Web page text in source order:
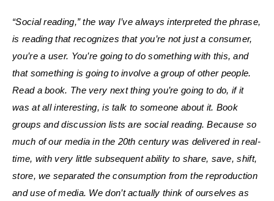
“Social reading,” the way I’ve always interpreted the phrase,
is reading that recognizes that you’re not just a consumer,
you’re a user. You’re going to do something with this, and
that something is going to involve a group of other people.
Read a book. The very next thing you’re going to do, if it
was at all interesting, is talk to someone about it. Book
groups and discussion lists are social reading. Because so
much of our media in the 20th century was delivered in real-
time, with very little subsequent ability to share, save, shift,
store, we separated the consumption from the reproduction
and use of media. We don’t actually think of ourselves as